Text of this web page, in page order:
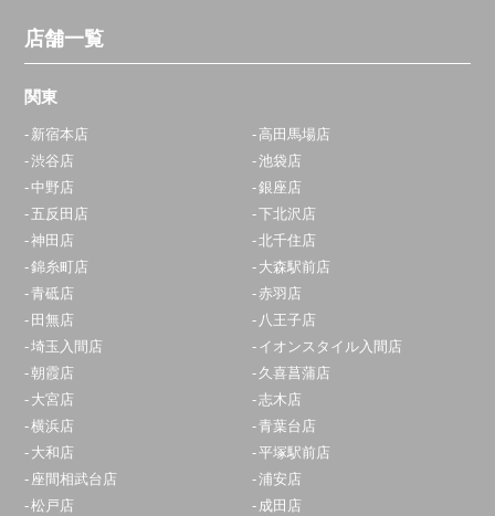
店舗一覧
関東
新宿本店
高田馬場店
渋谷店
池袋店
中野店
銀座店
五反田店
下北沢店
神田店
北千住店
錦糸町店
大森駅前店
青砥店
赤羽店
田無店
八王子店
埼玉入間店
イオンスタイル入間店
朝霞店
久喜菖蒲店
大宮店
志木店
横浜店
青葉台店
大和店
平塚駅前店
座間相武台店
浦安店
松戸店
成田店